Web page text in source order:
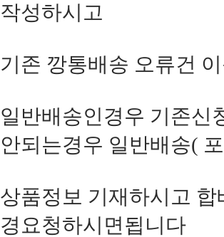
작성하시고
기존깡통배송오류건이
일반배송인경우기존
안되는경우일반배송(
상품정보기재하시고
경요청하시면됩니다